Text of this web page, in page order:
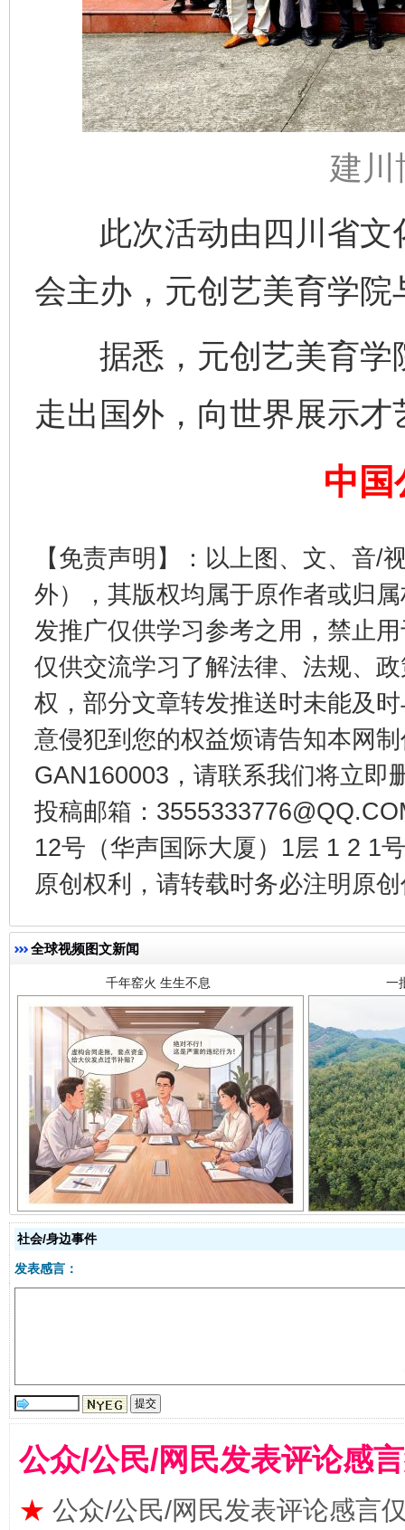
建川
此次活动由四川省文
会主办，元创艺美育学
据悉，元创艺美育学
走出国外，向世界展示才
中国
【免责声明】：以上图、文、音/
外），其版权均属于原作者或归
发推广仅供学习参考之用，禁止
仅供交流学习了解法律、法规、
权，部分文章转发推送时未能及
意侵犯到您的权益烦请告知本网
GAN160003，请联系我们将立即
投稿邮箱：
12号（华声国际大厦）1层 1 2 1
原创权利，请转载时务必注明原
全球视频图文新闻
东山县通报“牛蛙产品抗生素超标问题” 法
千年窑火 生生不息
揭开“小金库”的免责幌子
社会/身边事件
发表感言：
公众/公民/网民发表评论感
★ 公众/公民/网民发表评论感言